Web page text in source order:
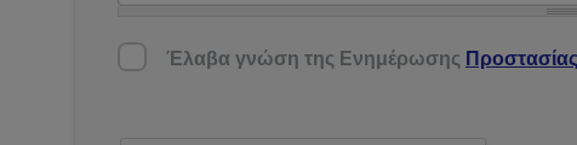
Έλαβα γνώση της Ενημέρωσης Προστασίας
Έλαβα γνώση της Ενημέρωσης